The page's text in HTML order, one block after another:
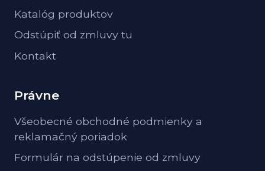
Katalóg produktov
Odstúpiť od zmluvy tu
Kontakt
Právne
Všeobecné obchodné podmienky a
reklamačný poriadok
Formulár na odstúpenie od zmluvy